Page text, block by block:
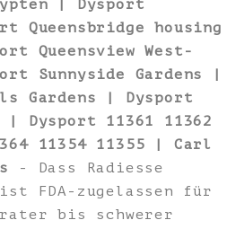
| Dysport
housing
Queensview West-
Sunnyside Gardens |
Gardens | Dysport
| Dysport 11361 11362
11354 11355 | Carl
- Dass Radiesse
FDA-zugelassen für
bis schwerer